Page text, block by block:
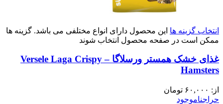
انتخاب گزینه ها این محصول دارای انواع مختلفی می باشد. گزینه ها
ممکن است در صفحه محصول انتخاب شوند
غذای خشک همستر ورسلاگا – Versele Laga Crispy
Hamsters
از: ۶۰,۰۰۰ تومان
حراجناموجود